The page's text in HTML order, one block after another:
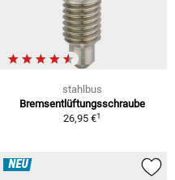
stahlbus
Bremsentlüftungsschraube
26,95 €1
NEU